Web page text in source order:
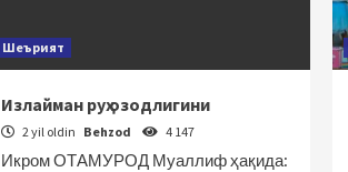
Шеърият
Излайман руҳ озодлигини
2 yil oldin Behzod 4 147
Икром ОТАМУРОД Муаллиф ҳақида: